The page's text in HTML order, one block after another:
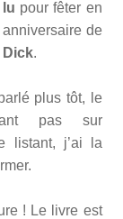
lu pour fêter en
de
Dick.
plus tôt, le
pas sur
listant, j’ai la
! Le livre est